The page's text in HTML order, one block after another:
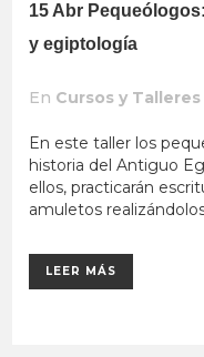
15 Abr
y egiptología
En Cursos y Talleres
En este taller los
historia del Antiguo
ellos, practicarán
amuletos
LEER MÁS